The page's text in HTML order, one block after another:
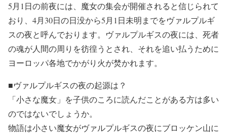
5月1日の前夜には、魔女の集会が開催されると信じられて
おり、4月30日の日没から5月1日未明までをヴァルプルギ
スの夜と呼んでおります。ヴァルプルギスの夜には、死者
の魂が人間の周りを彷徨うとされ、それを追い払うために
ヨーロッパ各地でかがり火が焚かれます。
■ヴァルプルギスの夜の起源は？
「小さな魔女」を子供のころに読んだことがある方は多い
のではないでしょうか。
物語は小さい魔女がヴァルプルギスの夜にブロッケン山に